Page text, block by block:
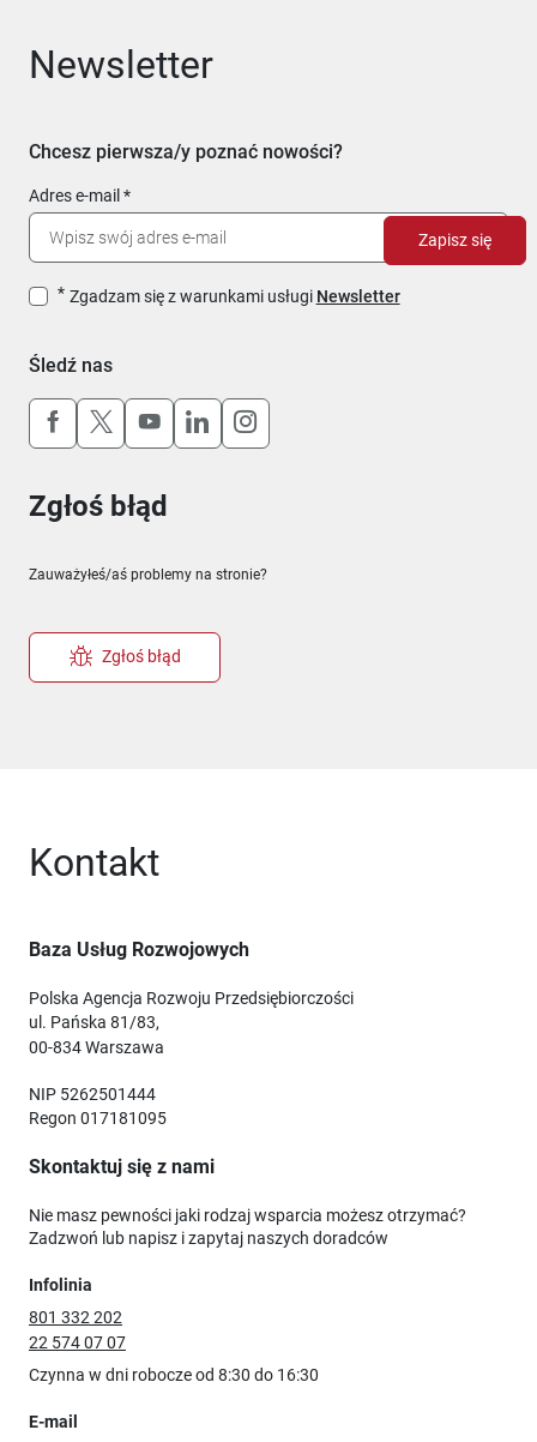
Newsletter
Chcesz pierwsza/y poznać nowości?
Adres e-mail
Zgadzam się z warunkami usługi Newsletter
Zapisz się
Śledź nas
Uwaga, link otworzy się w nowym oknie
Uwaga, link otworzy się w nowym oknie
Uwaga, link otworzy się w nowym
Uwaga, link otworzy się w
Uwaga, link otworzy się w
Zgłoś błąd
Zauważyłeś/aś problemy na stronie?
Zgłoś błąd
Kontakt
Baza Usług Rozwojowych
Polska Agencja Rozwoju Przedsiębiorczości
ul. Pańska 81/83,
00-834 Warszawa
NIP 5262501444
Regon 017181095
Skontaktuj się z nami
Nie masz pewności jaki rodzaj wsparcia możesz otrzymać?
Zadzwoń lub napisz i zapytaj naszych doradców
Infolinia
801 332 202
22 574 07 07
Czynna w dni robocze od 8:30 do 16:30
E-mail